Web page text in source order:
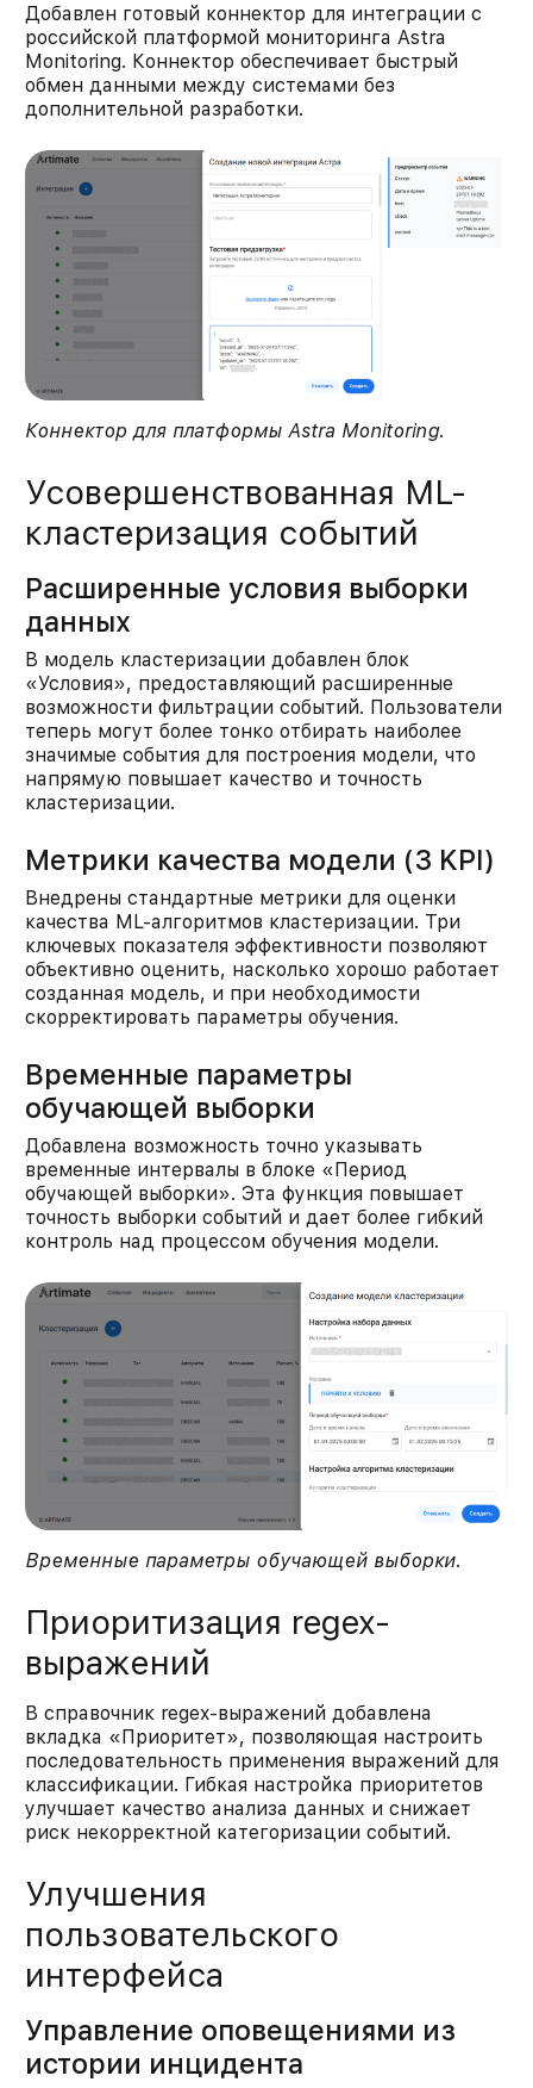
Добавлен готовый коннектор для интеграции с
российской платформой мониторинга Astra
Monitoring. Коннектор обеспечивает быстрый
обмен данными между системами без
дополнительной разработки.
Коннектор для платформы Astra Monitoring.
Усовершенствованная ML-
кластеризация событий
Расширенные условия выборки
данных
В модель кластеризации добавлен блок
«Условия», предоставляющий расширенные
возможности фильтрации событий. Пользователи
теперь могут более тонко отбирать наиболее
значимые события для построения модели, что
напрямую повышает качество и точность
кластеризации.​
Метрики качества модели (3 KPI)
Внедрены стандартные метрики для оценки
качества ML-алгоритмов кластеризации. Три
ключевых показателя эффективности позволяют
объективно оценить, насколько хорошо работает
созданная модель, и при необходимости
скорректировать параметры обучения.​
Временные параметры
обучающей выборки
Добавлена возможность точно указывать
временные интервалы в блоке «Период
обучающей выборки». Эта функция повышает
точность выборки событий и дает более гибкий
контроль над процессом обучения модели.​
Временные параметры обучающей выборки.
Приоритизация regex-
выражений
В справочник regex-выражений добавлена
вкладка «Приоритет», позволяющая настроить
последовательность применения выражений для
классификации. Гибкая настройка приоритетов
улучшает качество анализа данных и снижает
риск некорректной категоризации событий.​
Улучшения
пользовательского
интерфейса
Управление оповещениями из
истории инцидента